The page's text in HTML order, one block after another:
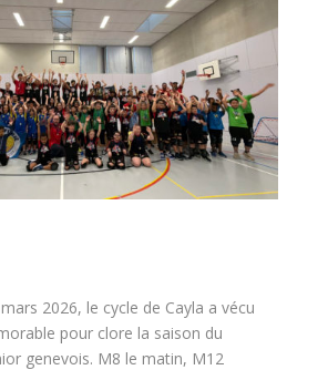
2026, le cycle de Cayla a vécu
pour clore la saison du
genevois. M8 le matin, M12